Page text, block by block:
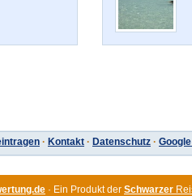
· Kontakt · Datenschutz ·
· Ein Produkt der Schwarzer